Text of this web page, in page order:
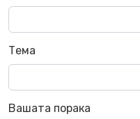
Тема
Вашата порака